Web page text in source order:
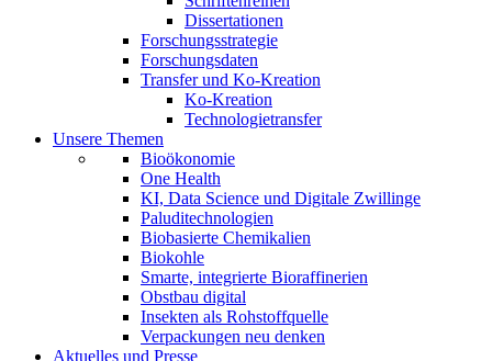
Dissertationen
Forschungsstrategie
Forschungsdaten
Transfer und Ko-Kreation
Ko-Kreation
Technologietransfer
Unsere Themen
Bioökonomie
One Health
KI, Data Science und Digitale Zwillinge
Paluditechnologien
Biobasierte Chemikalien
Biokohle
Smarte, integrierte Bioraffinerien
Obstbau digital
Insekten als Rohstoffquelle
Verpackungen neu denken
Aktuelles und Presse